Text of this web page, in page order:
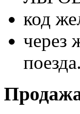
код
через
поезда.